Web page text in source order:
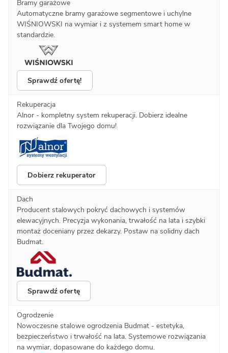
Bramy garażowe
Automatyczne bramy garażowe segmentowe i uchylne
WIŚNIOWSKI na wymiar i z systemem smart home w
standardzie.
Sprawdź ofertę!
Rekuperacja
Alnor - kompletny system rekuperacji. Dobierz idealne
rozwiązanie dla Twojego domu!
Dobierz rekuperator
Dach
Producent stalowych pokryć dachowych i systemów
elewacyjnych. Precyzja wykonania, trwałość na lata i szybki
montaż doceniany przez dekarzy. Postaw na solidny dach
Budmat.
Sprawdź ofertę
Ogrodzenie
Nowoczesne stalowe ogrodzenia Budmat - estetyka,
bezpieczeństwo i trwałość na lata. Systemowe rozwiązania
na wymiar, dopasowane do każdego domu.